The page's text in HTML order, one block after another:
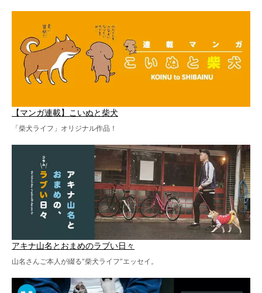
【マンガ連載】こいぬと柴犬
「柴犬ライフ」オリジナル作品！
アキナ山名とおまめのラブい日々
山名さんご本人が綴る“柴犬ライフ”エッセイ。